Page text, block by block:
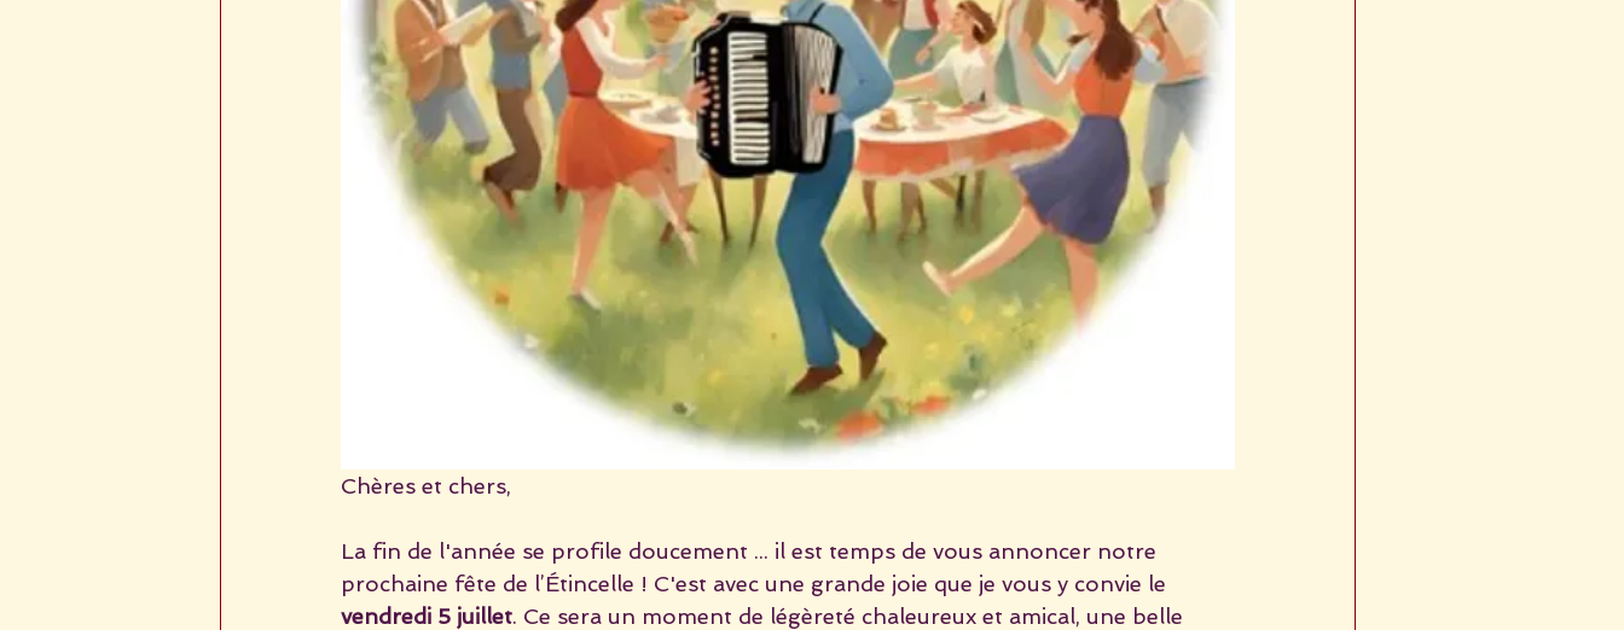
Chères et chers,
La fin de l'année se profile doucement ... il est temps de vous annoncer notre
prochaine fête de l’Étincelle ! C'est avec une grande joie que je vous y convie le
vendredi 5 juillet. Ce sera un moment de légèreté chaleureux et amical, une belle